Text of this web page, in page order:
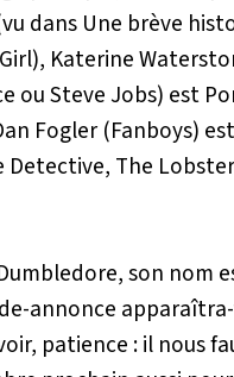
dans Une brève
Katerine
ou Steve Jobs) est
Fogler (Fanboys)
Detective, The
son nom
annonce
patience : il nous